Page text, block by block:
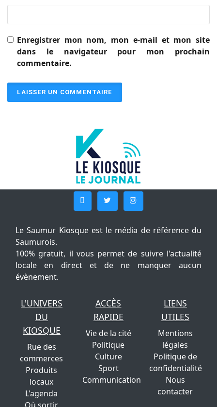
Enregistrer mon nom, mon e-mail et mon site
dans le navigateur pour mon prochain
commentaire.
Le Saumur Kiosque est le média de référence du
Saumurois.
100% gratuit, il vous permet de suivre l'actualité
locale en direct et de ne manquer aucun
évènement.
L'UNIVERS
DU
KIOSQUE
Rue des
commerces
Produits
locaux
L'agenda
ACCÈS
RAPIDE
Vie de la cité
Politique
Culture
Sport
Communication
LIENS
UTILES
Mentions
légales
Politique de
confidentialité
Nous
contacter